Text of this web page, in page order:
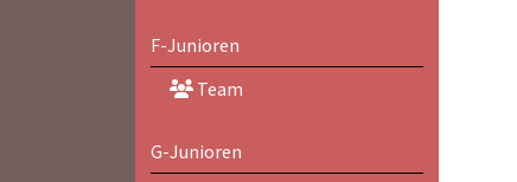
F-Junioren
Team
G-Junioren